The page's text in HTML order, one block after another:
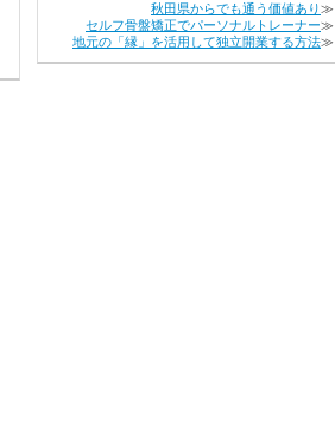
秋田県からでも通う価値あり≫
セルフ骨盤矯正でパーソナルトレーナー≫
地元の「縁」を活用して独立開業する方法≫